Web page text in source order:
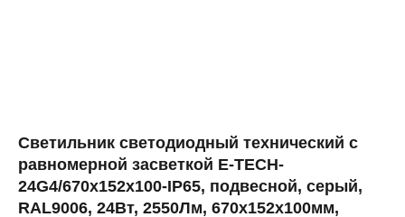
Светильник светодиодный технический с
равномерной засветкой E-TECH-
24G4/670х152х100-IP65, подвесной, серый,
RAL9006, 24Вт, 2550Лм, 670х152х100мм,